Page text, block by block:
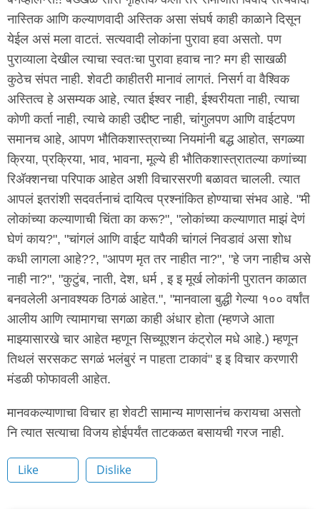
नास्तिक आणि कल्याणवादी अस्तिक असा संघर्ष काही काळाने दिसून
येईल असं मला वाटतं. सत्यवादी लोकांना पुरावा हवा असतो. पण
पुराव्याला देखील त्याचा स्वतःचा पुरावा हवाच ना? मग ही साखळी
कुठेच संपत नाही. शेवटी काहीतरी मानावं लागतं. निसर्ग वा वैश्विक
अस्तित्व हे असम्यक आहे, त्यात ईश्वर नाही, ईश्वरीयता नाही, त्याचा
कोणी कर्ता नाही, त्याचे काही उद्दीष्ट नाही, चांगुलपण आणि वाईटपण
समानच आहे, आपण भौतिकशास्त्राच्या नियमांनी बद्ध आहोत, सगळ्या
क्रिया, प्रक्रिया, भाव, भावना, मूल्ये ही भौतिकशास्त्रातल्या कणांच्या
रिअ‍ॅक्शनचा परिपाक आहेत अशी विचारसरणी बळावत चालली. त्यात
आपलं इतरांशी सदवर्तनाचं दायित्व प्रश्नांकित होण्याचा संभव आहे. "मी
लोकांच्या कल्याणाची चिंता का करू?", "लोकांच्या कल्याणात माझं देणं
घेणं काय?", "चांगलं आणि वाईट यापैकी चांगलं निवडावं असा शोध
कधी लागला आहे??, "आपण मृत तर नाहीत ना?", "हे जग नाहीच असे
नाही ना?", "कुटुंब, नाती, देश, धर्म , इ इ मूर्ख लोकांनी पुरातन काळात
बनवलेली अनावश्यक ठिगळं आहेत.", "मानवाला बुद्धी गेल्या १०० वर्षांत
आलीय आणि त्यामागचा सगळा काही अंधार होता (म्हणजे आता
माझ्यासारखे चार आहेत म्हणून सिच्यूएशन कंट्रोल मधे आहे.) म्हणून
तिथलं सरसकट सगळं भलंबुरं न पाहता टाकावं" इ इ विचार करणारी
मंडळी फोफावली आहेत.
मानवकल्याणाचा विचार हा शेवटी सामान्य माणसानंच करायचा असतो
नि त्यात सत्याचा विजय होईपर्यंत ताटकळत बसायची गरज नाही.
Like Dislike